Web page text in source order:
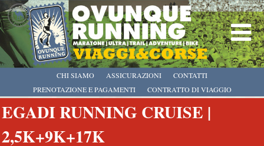
CHI SIAMO
PRENOTAZIONE E PAGAMENTI
CONTRATTO DI VIAGGIO
ASSICURAZIONI CONTATTI
EGADI RUNNING CRUISE |
2,5K+9K+17K